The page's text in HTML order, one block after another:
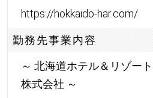
https://hokkaido-har.com/
勤務先事業内容
～ 北海道ホテル＆リゾー
株式会社 ～